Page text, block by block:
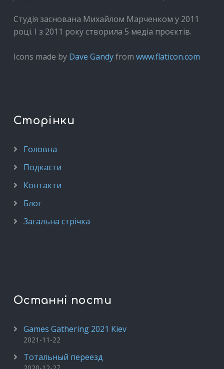
Студія заснована Михайлом Марченком у 2011
році. І з 2011 року створила 5 медіа проєктів.
Icons made by Dave Gandyfrom www.flaticon.com
Сторінки
Головна
Подкасти
Контакти
Блог
Загальна стрічка
Останні пости
Games Gathering 2021 Kiev
2021-11-22
Тотальный переезд